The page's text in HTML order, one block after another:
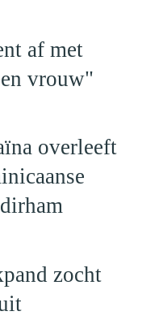
af met
vrouw"
overleeft
zocht